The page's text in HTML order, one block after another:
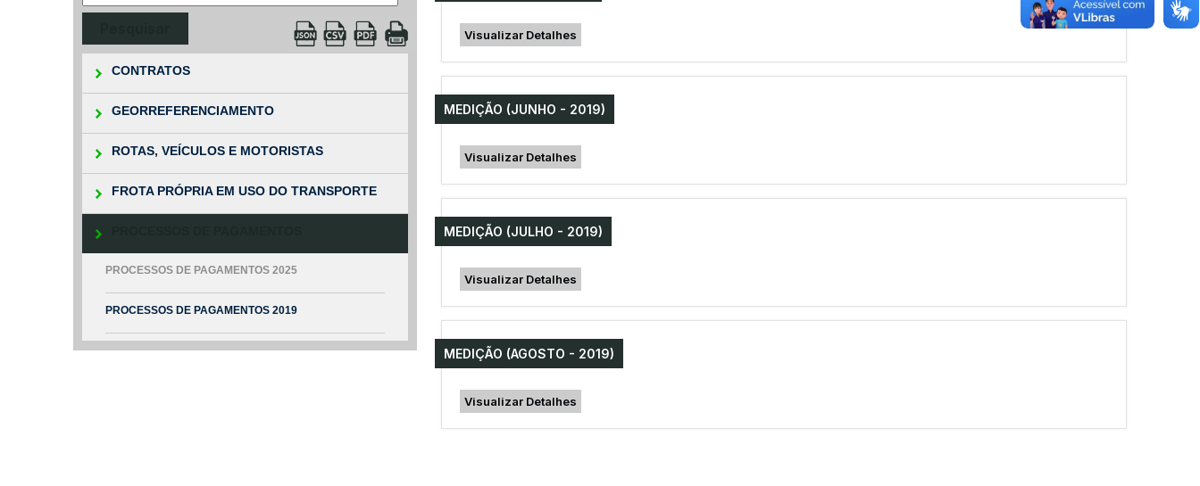
CONTRATOS
GEORREFERENCIAMENTO
ROTAS, VEÍCULOS E MOTORISTAS
FROTA PRÓPRIA EM USO DO TRANSPORTE
PROCESSOS DE PAGAMENTOS 2025
PROCESSOS DE PAGAMENTOS 2019
Visualizar Detalhes
MEDIÇÃO (JUNHO - 2019)
Visualizar Detalhes
MEDIÇÃO (JULHO - 2019)
Visualizar Detalhes
MEDIÇÃO (AGOSTO - 2019)
Visualizar Detalhes